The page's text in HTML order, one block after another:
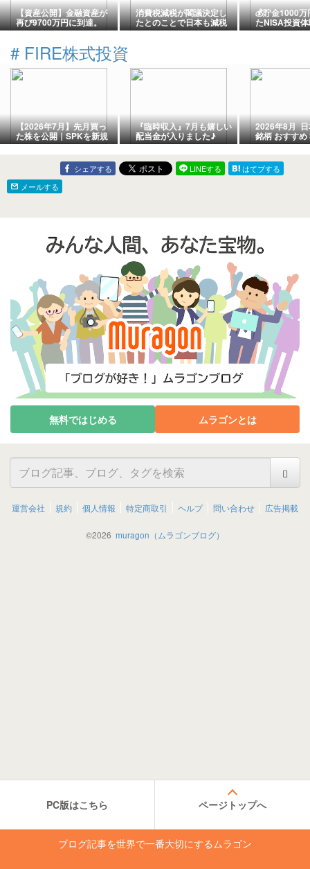
【資産公開】金融資産が
再び9700万円に到達。
消費税減税が閣議決定し
たとのことで日本も減税
へ。
💰貯金1000万
たNISA投資
86回】地政学
# FIRE株式投資
【2026年7月】先月買っ
た株を公開｜SPKを新規
購入、NTT・高配当投信
を買い増し
『臨時収入』7月も嬉しい
配当金が入りました♪
2026年8月
銘柄 おすすめ
シェアする LINEする
はてブする
メールする
無料ではじめる ムラゴンとは
運営会社 規約 個人情報 特定商取引 ヘルプ 問い合わせ 広告掲載
©2026 muragon（ムラゴンブログ）
PC版はこちら ページトップへ
ブログ記事を世界で一番大切にするムラゴン